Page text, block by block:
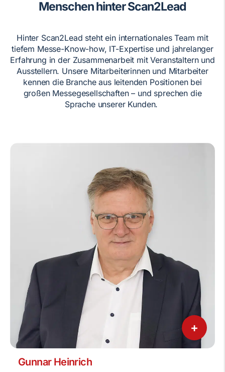
Menschen hinter Scan2Lead
Hinter Scan2Lead steht ein internationales Team mit
tiefem Messe-Know-how, IT-Expertise und jahrelanger
Erfahrung in der Zusammenarbeit mit Veranstaltern und
Ausstellern. Unsere Mitarbeiterinnen und Mitarbeiter
kennen die Branche aus leitenden Positionen bei
großen Messegesellschaften – und sprechen die
Sprache unserer Kunden.
+
Gunnar Heinrich